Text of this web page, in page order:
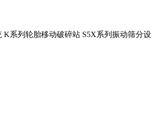
系列轮胎移动破碎站 S5X系列振动筛分设